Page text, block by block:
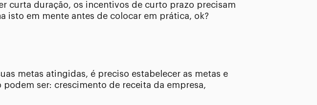
curta duração, os incentivos de curto prazo precisam
isto em mente antes de colocar em prática, ok?
metas atingidas, é preciso estabelecer as metas e
ser: crescimento de receita da empresa,